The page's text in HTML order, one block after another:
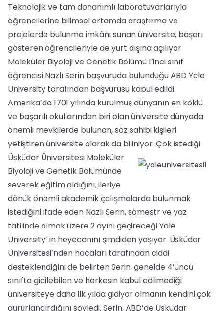
Teknolojik ve tam donanımlı laboratuvarlarıyla
öğrencilerine bilimsel ortamda araştırma ve
projelerde bulunma imkânı sunan üniversite, başarı
gösteren öğrencileriyle de yurt dışına açılıyor.
Moleküler Biyoloji ve Genetik Bölümü 1’inci sınıf
öğrencisi Nazlı Serin başvuruda bulunduğu ABD Yale
University tarafından başvurusu kabul edildi.
Amerika’da 1701 yılında kurulmuş dünyanın en köklü
ve başarılı okullarından biri olan üniversite dünyada
önemli mevkilerde bulunan, söz sahibi kişileri
yetiştiren üniversite olarak da biliniyor. Çok istediği
Üsküdar Üniversitesi Moleküler
Biyoloji ve Genetik Bölümünde
severek eğitim aldığını, ileriye
dönük önemli akademik çalışmalarda bulunmak
istediğini ifade eden Nazlı Serin, sömestr ve yaz
tatilinde olmak üzere 2 ayını geçireceği Yale
University’ in heyecanını şimdiden yaşıyor. Üsküdar
Üniversitesi’nden hocaları tarafından ciddi
desteklendiğini de belirten Serin, genelde 4’üncü
sınıfta gidilebilen ve herkesin kabul edilmediği
üniversiteye daha ilk yılda gidiyor olmanın kendini çok
gururlandırdığını söyledi. Serin, ABD’de Üsküdar